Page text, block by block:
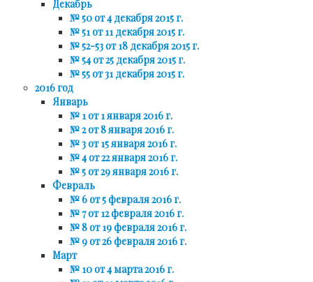
Декабрь
№ 50 от 4 декабря 2015 г.
№ 51 от 11 декабря 2015 г.
№ 52-53 от 18 декабря 2015 г.
№ 54 от 25 декабря 2015 г.
№ 55 от 31 декабря 2015 г.
2016 год
Январь
№ 1 от 1 января 2016 г.
№ 2 от 8 января 2016 г.
№ 3 от 15 января 2016 г.
№ 4 от 22 января 2016 г.
№ 5 от 29 января 2016 г.
Февраль
№ 6 от 5 февраля 2016 г.
№ 7 от 12 февраля 2016 г.
№ 8 от 19 февраля 2016 г.
№ 9 от 26 февраля 2016 г.
Март
№ 10 от 4 марта 2016 г.